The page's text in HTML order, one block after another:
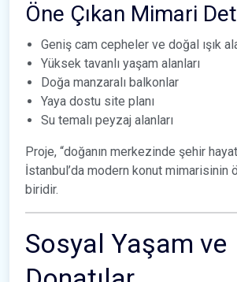
Öne Çıkan Mimari
Geniş cam cepheler ve doğal ışık
Yüksek tavanlı yaşam alanları
Doğa manzaralı balkonlar
Yaya dostu site planı
Su temalı peyzaj alanları
Proje, “doğanın merkezinde şehir
İstanbul’da modern konut mimarisinin
biridir.
Sosyal Yaşam ve